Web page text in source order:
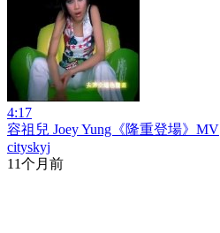
4:17
容祖兒 Joey Yung《隆重登場》MV
cityskyj
11个月前